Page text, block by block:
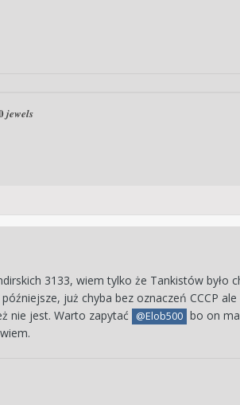
𝒋𝒆𝒘𝒆𝒍𝒔
3133, wiem tylko że Tankistów było
już chyba bez oznaczeń CCCP
nie jest. Warto zapytać
@Elob500 bo on